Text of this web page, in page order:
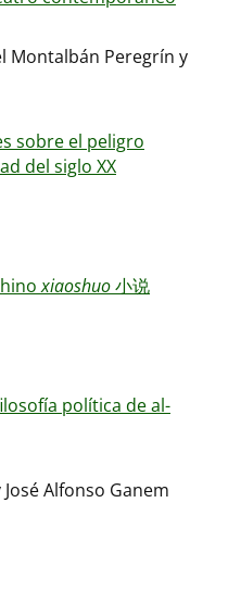
Montalbán Peregrín y
sobre el peligro
del siglo XX
xiaoshuo小说
política de al-
Alfonso Ganem